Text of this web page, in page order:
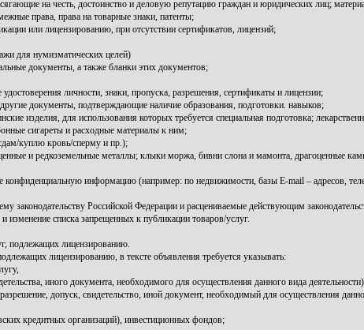
на честь, достоинство и деловую репутацию граждан и юридических лиц;
права, права на товарные знаки, патенты;
или лицензированию, при отсутствии сертификатов, лицензий;
для нумизматических целей)
документы, а также бланки этих документов;
личности, знаки, пропуска, разрешения, сертификаты и лицензии;
документы, подтверждающие наличие образования, подготовки. навыков;
изделия, для использования которых требуется специальная подготовка;
сигареты и расходные материалы к ним;
куплю кровь/сперму и пр.);
и редкоземельные металлы; клыки моржа, бивни слона и мамонта, драгоценные
информацию (например: по недвижимости, базы E-mail – адресов,
законодательству Российской Федерации и расцениваемые действующим
изменение списка запрещенных к публикации товаров/услуг.
подлежащих лицензированию.
лицензированию, в тексте объявления требуется указывать:
иного документа, необходимого для осуществления данного вида
допуск, свидетельство, иной документ, необходимый для осуществления
кредитных организаций), инвестиционных фондов;